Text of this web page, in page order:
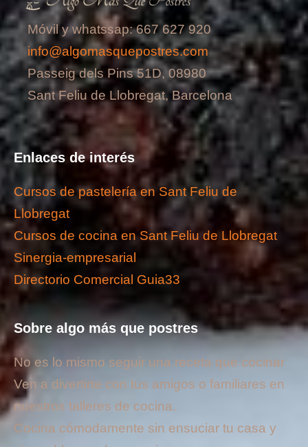
Móvil y whatssap: 667 627 920
info@algomasquepostres.com
Passeig dels Pins 51D, 08980
Sant Feliu de Llobregat, Barcelona
Enlaces de interés
Cursos de pastelería en Sant Feliu de
Llobregat
Cursos de cocina en Sant Feliu de Llobregat
Sinergia-empresarial
Directorio Comercial Guia33
Sobre algo más que postres
No es lo mismo seguir una receta que cocinar
Ven a divertirte con tus amigos o familiares en
nuestros talleres de cocina.
Cocina cómodamente sin ensuciar tu casa y